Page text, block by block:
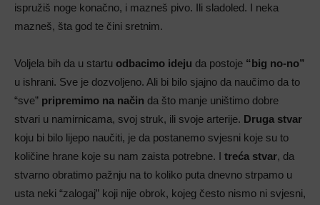
ispružiš noge konačno, i mazneš pivo. Ili sladoled. I neka
mazneš, šta god te čini sretnim.
Voljela bih da u startu odbacimo ideju da postoje “big no-no”
u ishrani. Sve je dozvoljeno. Ali bi bilo sjajno da naučimo da to
“sve” pripremimo na način da što manje uništimo dobre
stvari u namirnicama, svoj struk, ili svoje arterije. Druga stvar
koju bi bilo lijepo naučiti, je da postanemo svjesni koje su to
količine hrane koje su nam zaista potrebne. I treća stvar, da
stvarno obratimo pažnju na to koliko puta dnevno strpamo u
usta neki “zalogaj” koji nije obrok, kojeg često nismo ni svjesni,